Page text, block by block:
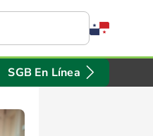
SGB En Línea